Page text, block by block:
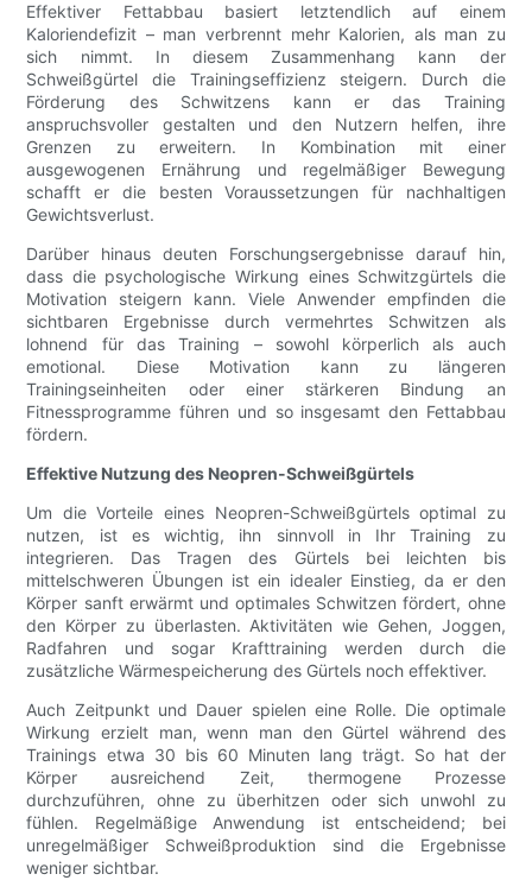
Effektiver Fettabbau basiert letztendlich auf einem
Kaloriendefizit – man verbrennt mehr Kalorien, als man zu
sich nimmt. In diesem Zusammenhang kann der
Schweißgürtel die Trainingseffizienz steigern. Durch die
Förderung des Schwitzens kann er das Training
anspruchsvoller gestalten und den Nutzern helfen, ihre
Grenzen zu erweitern. In Kombination mit einer
ausgewogenen Ernährung und regelmäßiger Bewegung
schafft er die besten Voraussetzungen für nachhaltigen
Gewichtsverlust.
Darüber hinaus deuten Forschungsergebnisse darauf hin,
dass die psychologische Wirkung eines Schwitzgürtels die
Motivation steigern kann. Viele Anwender empfinden die
sichtbaren Ergebnisse durch vermehrtes Schwitzen als
lohnend für das Training – sowohl körperlich als auch
emotional. Diese Motivation kann zu längeren
Trainingseinheiten oder einer stärkeren Bindung an
Fitnessprogramme führen und so insgesamt den Fettabbau
fördern.
Effektive Nutzung des Neopren-Schweißgürtels
Um die Vorteile eines Neopren-Schweißgürtels optimal zu
nutzen, ist es wichtig, ihn sinnvoll in Ihr Training zu
integrieren. Das Tragen des Gürtels bei leichten bis
mittelschweren Übungen ist ein idealer Einstieg, da er den
Körper sanft erwärmt und optimales Schwitzen fördert, ohne
den Körper zu überlasten. Aktivitäten wie Gehen, Joggen,
Radfahren und sogar Krafttraining werden durch die
zusätzliche Wärmespeicherung des Gürtels noch effektiver.
Auch Zeitpunkt und Dauer spielen eine Rolle. Die optimale
Wirkung erzielt man, wenn man den Gürtel während des
Trainings etwa 30 bis 60 Minuten lang trägt. So hat der
Körper ausreichend Zeit, thermogene Prozesse
durchzuführen, ohne zu überhitzen oder sich unwohl zu
fühlen. Regelmäßige Anwendung ist entscheidend; bei
unregelmäßiger Schweißproduktion sind die Ergebnisse
weniger sichtbar.